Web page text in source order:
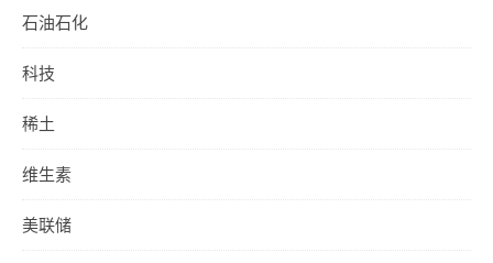
石油石化
科技
稀土
维生素
美联储